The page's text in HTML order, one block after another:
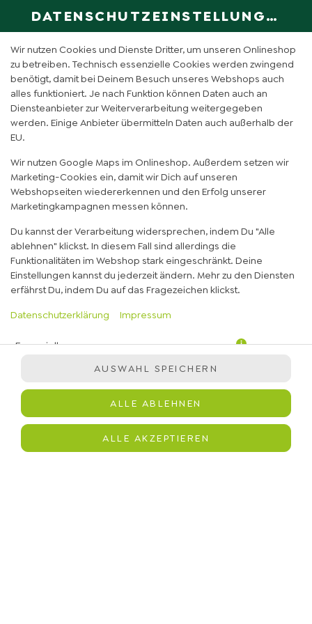
DATENSCHUTZEINSTELLUNGEN
Wir nutzen Cookies und Dienste Dritter, um unseren Onlineshop
zu betreiben. Technisch essenzielle Cookies werden zwingend
benötigt, damit bei Deinem Besuch unseres Webshops auch
alles funktioniert. Je nach Funktion können Daten auch an
Diensteanbieter zur Weiterverarbeitung weitergegeben
werden. Einige Anbieter übermitteln Daten auch außerhalb der
EU.
Wir nutzen Google Maps im Onlineshop. Außerdem setzen wir
Marketing-Cookies ein, damit wir Dich auf unseren
Webshopseiten wiedererkennen und den Erfolg unserer
Marketingkampagnen messen können.
Du kannst der Verarbeitung widersprechen, indem Du "Alle
ablehnen" klickst. In diesem Fall sind allerdings die
Funktionalitäten im Webshop stark eingeschränkt. Deine
Einstellungen kannst du jederzeit ändern. Mehr zu den Diensten
erfährst Du, indem Du auf das Fragezeichen klickst.
Datenschutzerklärung
Impressum
Essenziell
Statistiken
Marketing
AUSWAHL SPEICHERN
ALLE ABLEHNEN
ALLE AKZEPTIEREN
DE
CHICKEN AVOCADO CRUSH
SALAT (KLEIN)
Gurken, Avocado, Kirschtomaten, Zitronen-Vinaigrette,